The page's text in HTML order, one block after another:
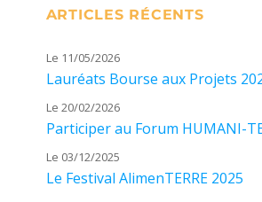
ARTICLES RÉCENTS
Le 11/05/2026
Lauréats Bourse aux Projets
Le 20/02/2026
Participer au Forum HUMANI-
Le 03/12/2025
Le Festival AlimenTERRE 2025